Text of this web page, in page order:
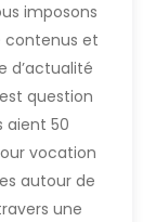
imposons
contenus et
d’actualité
question
aient 50
vocation
autour de
une